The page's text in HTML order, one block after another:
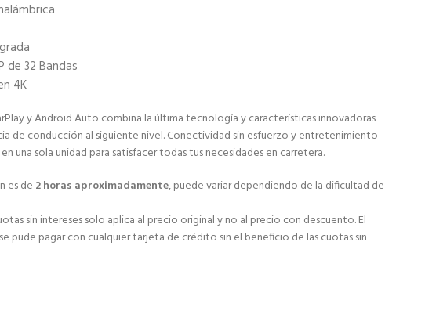
de 32 Bandas
4K
y Android Auto combina la última tecnología y características innovadoras
de conducción al siguiente nivel. Conectividad sin esfuerzo y entretenimiento
una sola unidad para satisfacer todas tus necesidades en carretera.
es de 2 horas aproximadamente, puede variar dependiendo de la dificultad de
sin intereses solo aplica al precio original y no al precio con descuento. El
pude pagar con cualquier tarjeta de crédito sin el beneficio de las cuotas sin